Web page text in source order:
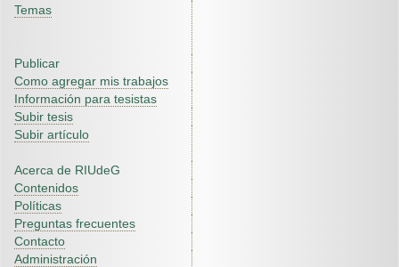
Temas
Publicar
Como agregar mis trabajos
Información para tesistas
Subir tesis
Subir artículo
Acerca de RIUdeG
Contenidos
Políticas
Preguntas frecuentes
Contacto
Administración